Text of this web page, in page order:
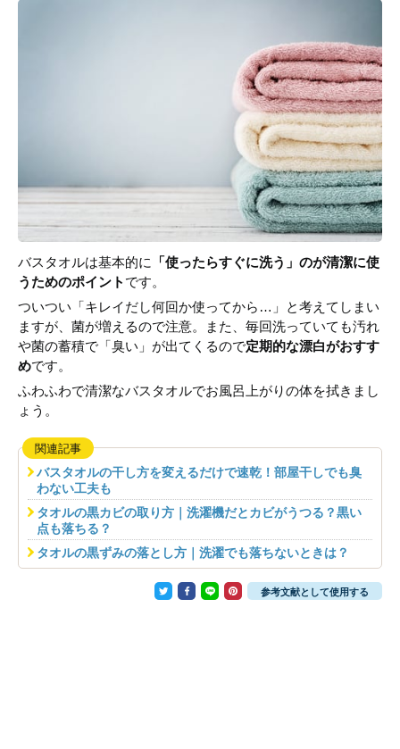
バスタオルは基本的に 「使ったらすぐに洗う」のが清潔に使
うためのポイント です。
ついつい「キレイだし何回か使ってから…」と考えてしまい
ますが、菌が増えるので注意。また、毎回洗っていても汚れ
や菌の蓄積で「臭い」が出てくるので定期的な漂白がおすす
めです。
ふわふわで清潔なバスタオルでお風呂上がりの体を拭きまし
ょう。
関連記事
バスタオルの干し方を変えるだけで速乾！部屋干しでも臭
わない工夫も
タオルの黒カビの取り方｜洗濯機だとカビがうつる？黒い
点も落ちる？
タオルの黒ずみの落とし方｜洗濯でも落ちないときは？
参考文献として使用する